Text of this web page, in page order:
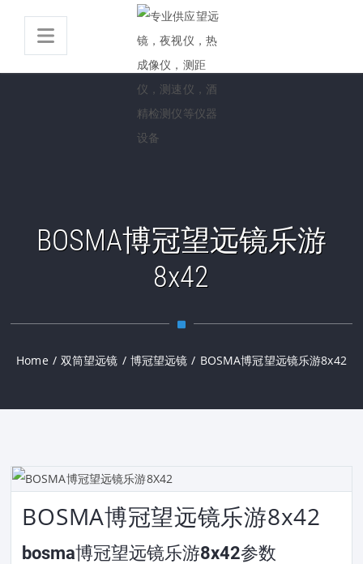
BOSMA博冠望远镜乐游
8x42
Home / 双筒望远镜 / 博冠望远镜 / BOSMA博冠望远镜乐游8x42
BOSMA博冠望远镜乐游8x42
bosma博冠望远镜乐游8x42参数